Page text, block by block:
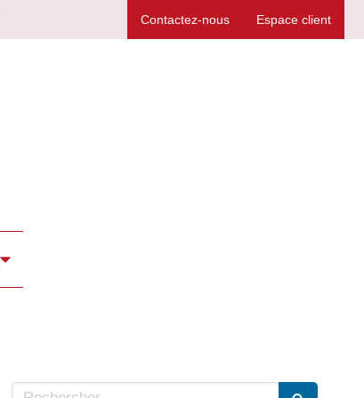
Espace client
Contactez-nous
Rechercher